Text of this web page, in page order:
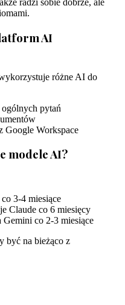
radzi sobie dobrze, ale
AI
różne AI do
pytań
Google Workspace
modele AI?
3-4 miesiące
Claude co 6 miesięcy
Gemini co 2-3 miesiące
być na bieżąco z